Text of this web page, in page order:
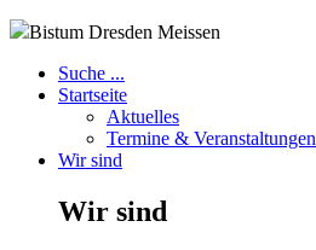
Bistum Dresden Meissen
Suche ...
Startseite
Aktuelles
Termine & Veranstaltungen
Wir sind
Wir sind